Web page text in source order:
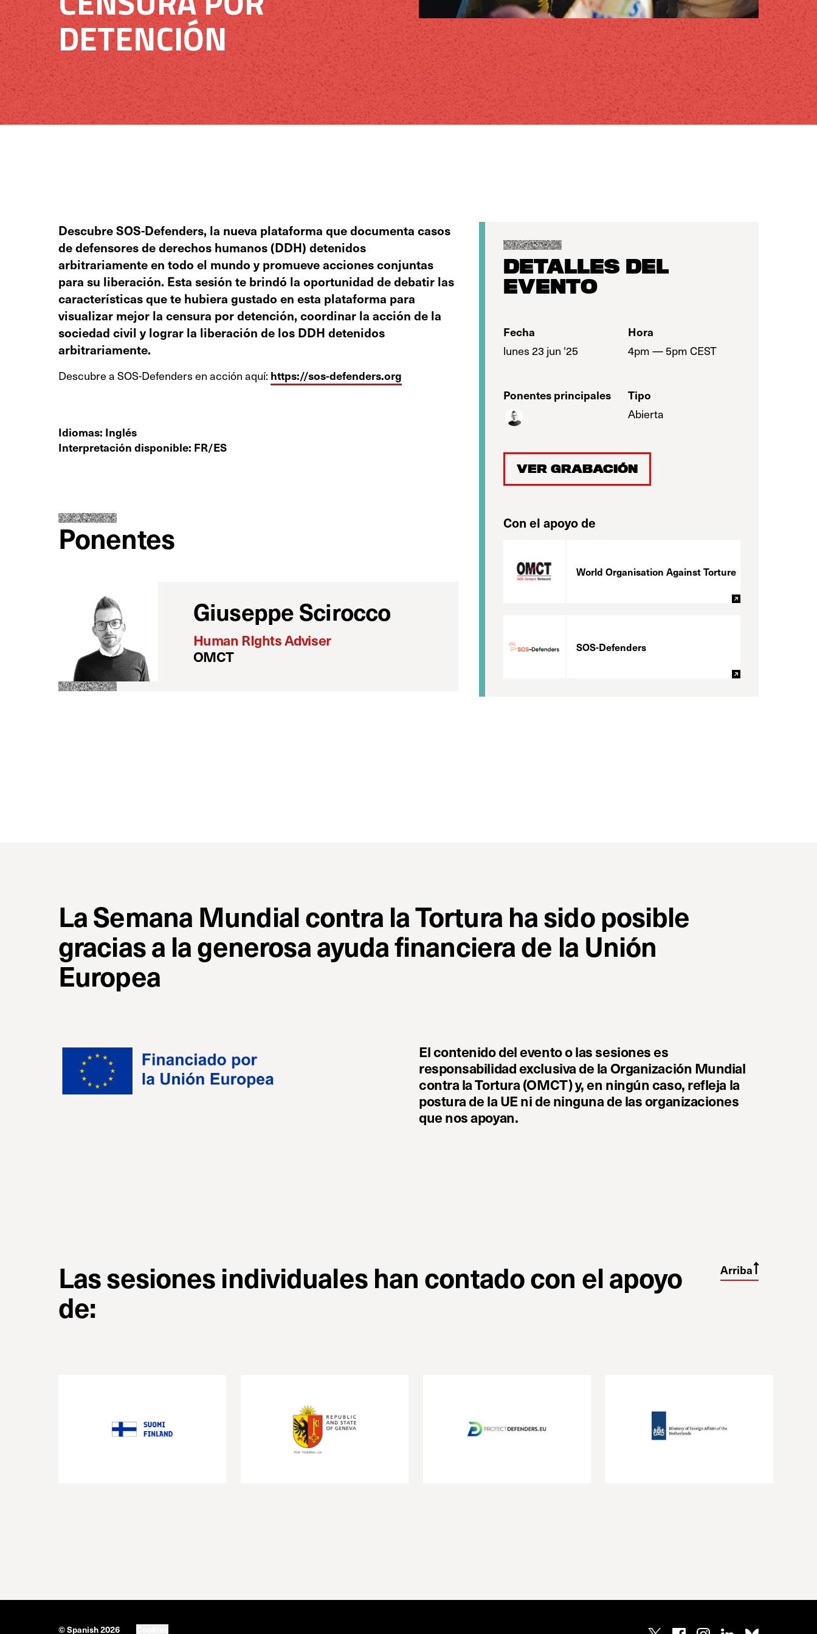
DETENCIÓN
Descubre SOS-Defenders, la nueva plataforma que documenta casos
de defensores de derechos humanos (DDH) detenidos
arbitrariamente en todo el mundo y promueve acciones conjuntas
para su liberación. Esta sesión te brindó la oportunidad de debatir las
características que te hubiera gustado en esta plataforma para
visualizar mejor la censura por detención, coordinar la acción de la
sociedad civil y lograr la liberación de los DDH detenidos
arbitrariamente.
Descubre a SOS-Defenders en acción aquí: https://sos-defenders.org
Idiomas: Inglés
Interpretación disponible: FR/ES
Ponentes
Giuseppe Scirocco
Human RIghts Adviser
OMCT
DETALLES DEL
EVENTO
Fecha
lunes 23 jun '25
Hora
4pm — 5pm CEST
Ponentes principales
Tipo
Abierta
VER GRABACIÓN
Con el apoyo de
World Organisation Against Torture
SOS-Defenders
La Semana Mundial contra la Tortura ha sido posible
gracias a la generosa ayuda financiera de la Unión
Europea
El contenido del evento o las sesiones es
responsabilidad exclusiva de la Organización Mundial
contra la Tortura (OMCT) y, en ningún caso, refleja la
postura de la UE ni de ninguna de las organizaciones
que nos apoyan.
Las sesiones individuales han contado con el apoyo
de:
Arriba
© Spanish 2026